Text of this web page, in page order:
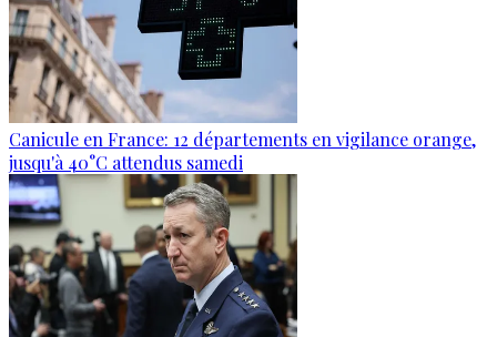
Canicule en France: 12 départements en vigilance orange,
jusqu'à 40°C attendus samedi